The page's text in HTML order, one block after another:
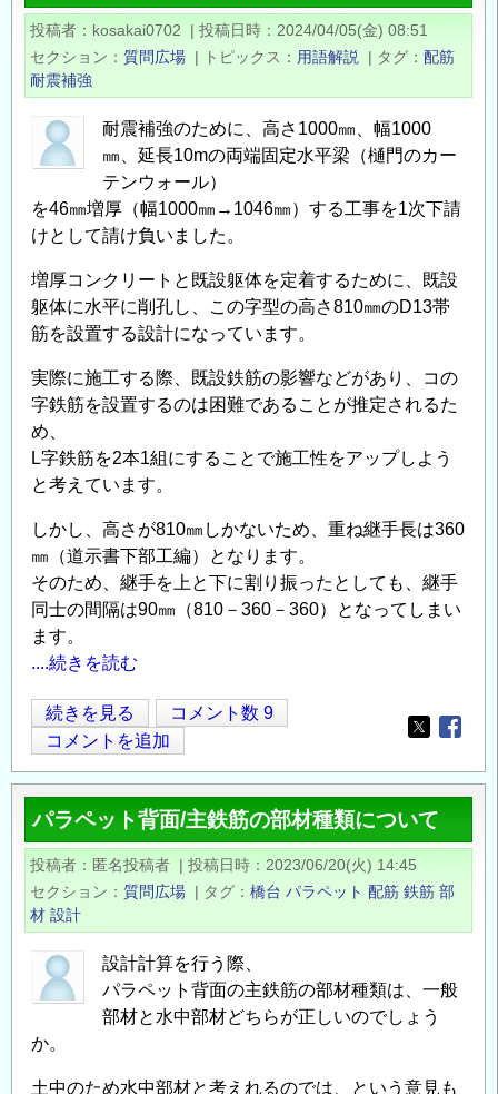
ル
補
強
筋
（端
の
投稿者 kosakai0702 | 投稿日時
2024/04/05(金) 08:51
セクション
質問広場 | トピックス 用語解説 | タグ
配筋
耐震補強
耐震補強のために、高さ1000㎜、幅1000
㎜、延長10mの両端固定水平梁（樋門のカー
テンウォール）
を46㎜増厚（幅1000㎜→1046㎜）する工事を1次下請
けとして請け負いました。
増厚コンクリートと既設躯体を定着するために、既設
躯体に水平に削孔し、この字型の高さ810㎜のD13帯
筋を設置する設計になっています。
実際に施工する際、既設鉄筋の影響などがあり、コの
字鉄筋を設置するのは困難であることが推定されるた
め、
L字鉄筋を2本1組にすることで施工性をアップしよう
と考えています。
しかし、高さが810㎜しかないため、重ね継手長は360
㎜（道示書下部工編）となります。
そのため、継手を上と下に割り振ったとしても、継手
同士の間隔は90㎜（810－360－360）となってしまい
ます。
....続きを読む
【配
筋】
継
手
同
士
間
隔
に
つ
て
の
続きを見る
コメント数 9
コメントを追加
Opens in
パラペット背面/主鉄筋の部材種類について
投稿者 匿名投稿者 | 投稿日時
2023/06/20(火) 14:45
セクション
質問広場 | タグ 橋台 パラペット 配筋 鉄筋 部
材 設計
設計計算を行う際、
パラペット背面の主鉄筋の部材種類は、一般
部材と水中部材どちらが正しいのでしょう
か。
土中のため水中部材と考えれるのでは、という意見も